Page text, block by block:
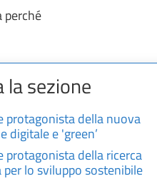
perché
la sezione
protagonista della nuova
digitale e 'green’
protagonista della ricerca
lo sviluppo sostenibile